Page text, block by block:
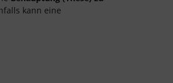
kann eine